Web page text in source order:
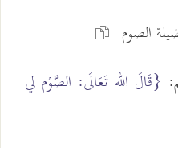
الصوم
{قَالَ الله تَعَالَى: الصَّوْم لي